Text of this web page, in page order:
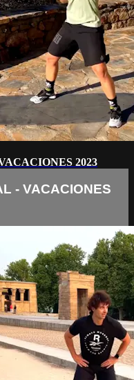
2023
- VACACIONES